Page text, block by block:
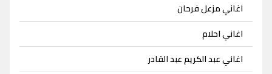
اغاني مزعل فرحان
اغاني احلام
اغاني عبد الكريم عبد القادر